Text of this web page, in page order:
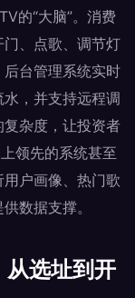
的“大脑”。消费
、点歌、调节灯
台管理系统实时
，并支持远程调
杂度，让投资者
领先的系统甚至
户画像、热门歌
数据支撑。
选址到开